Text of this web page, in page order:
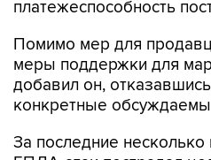
платежеспособность
Помимо мер для
меры поддержки для
добавил он,
конкретные
За последние несколько